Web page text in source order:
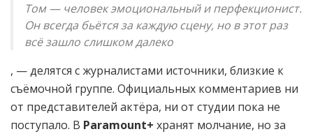
Том — человек эмоциональный и перфекционист.
Он всегда бьётся за каждую сцену, но в этот раз
всё зашло слишком далеко
, — делятся с журналистами источники, близкие к
съёмочной группе. Официальных комментариев ни
от представителей актёра, ни от студии пока не
поступало. В Paramount+ хранят молчание, но за